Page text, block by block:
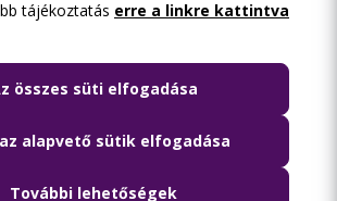
pedig a hallgatói
tanúsító igazolvány mellett az őket
november 10-én megjelent
található igazolást
a
itt letölthető kormányrendelet
tájékoztatás erre a linkre kattintva
összes süti elfogadása
alapvető sütik elfogadása
További lehetőségek